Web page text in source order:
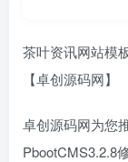
茶叶资讯网站模
【卓创源码网】
卓创源码网为您
PbootCMS3.2.8